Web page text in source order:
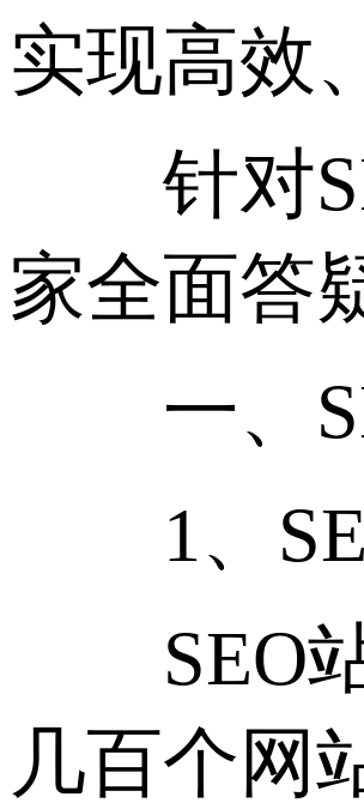
实现高效
针对
家全面答
一、
1、
SEO站
几百个网